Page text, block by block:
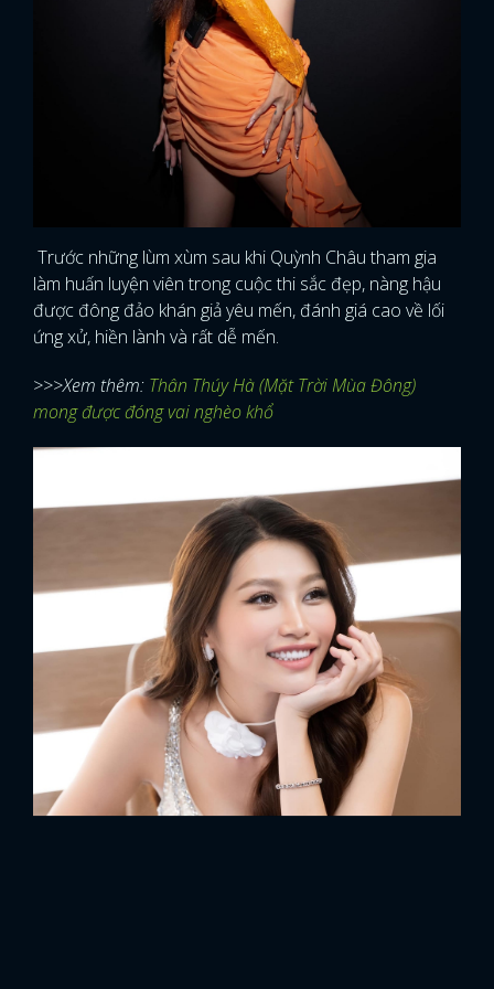
Trước những lùm xùm sau khi Quỳnh Châu tham gia
làm huấn luyện viên trong cuộc thi sắc đẹp, nàng hậu
được đông đảo khán giả yêu mến, đánh giá cao về lối
ứng xử, hiền lành và rất dễ mến.
>>>Xem thêm: Thân Thúy Hà (Mặt Trời Mùa Đông)
mong được đóng vai nghèo khổ